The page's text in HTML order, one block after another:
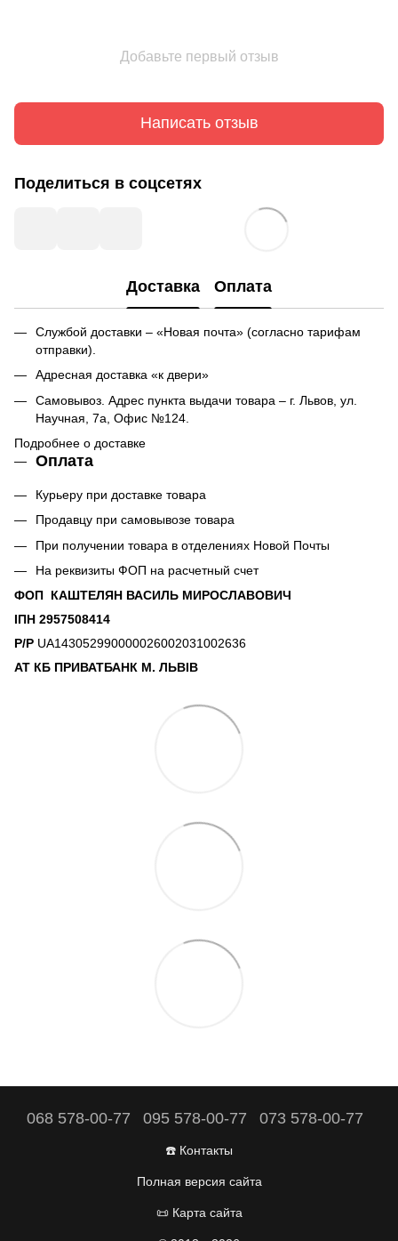
Добавьте первый отзыв
Написать отзыв
Поделиться в соцсетях
Доставка Оплата
Службой доставки – «Новая почта» (согласно тарифам
отправки).
Адресная доставка «к двери»
Самовывоз. Адрес пункта выдачи товара – г. Львов, ул.
Научная, 7а, Офис №124.
Подробнее о доставке
Оплата
Курьеру при доставке товара
Продавцу при самовывозе товара
При получении товара в отделениях Новой Почты
На реквизиты ФОП на расчетный счет
ФОП КАШТЕЛЯН ВАСИЛЬ МИРОСЛАВОВИЧ
ІПН 2957508414
Р/Р UA143052990000026002031002636
АТ КБ ПРИВАТБАНК М. ЛЬВІВ
068 578-00-77 095 578-00-77 073 578-00-77
☎️ Контакты
Полная версия сайта
📜 Карта сайта